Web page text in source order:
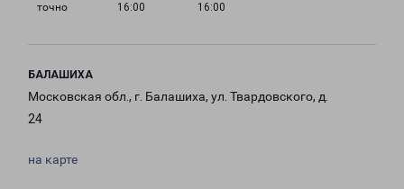
точно
16:00
16:00
БАЛАШИХА
Московская обл., г. Балашиха, ул. Твардовского, д.
24
на карте